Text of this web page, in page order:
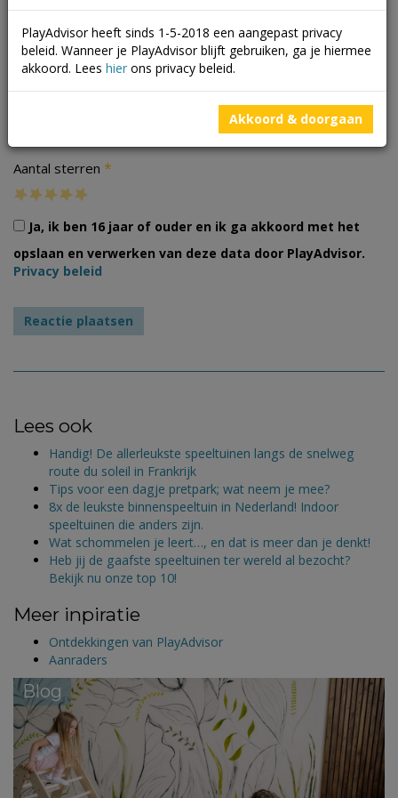
Foto's
Aantal sterren *
Ja, ik ben 16 jaar of ouder en ik ga akkoord met het
opslaan en verwerken van deze data door PlayAdvisor.
Privacy beleid
Lees ook
Handig! De allerleukste speeltuinen langs de snelweg
route du soleil in Frankrijk
Tips voor een dagje pretpark; wat neem je mee?
8x de leukste binnenspeeltuin in Nederland! Indoor
speeltuinen die anders zijn.
Wat schommelen je leert…, en dat is meer dan je denkt!
Heb jij de gaafste speeltuinen ter wereld al bezocht?
Bekijk nu onze top 10!
Meer inpiratie
Ontdekkingen van PlayAdvisor
Aanraders
Blog
PlayAdvisor heeft sinds 1-5-2018 een aangepast privacy
beleid. Wanneer je PlayAdvisor blijft gebruiken, ga je hiermee
akkoord. Lees hier ons privacy beleid.
Akkoord & doorgaan